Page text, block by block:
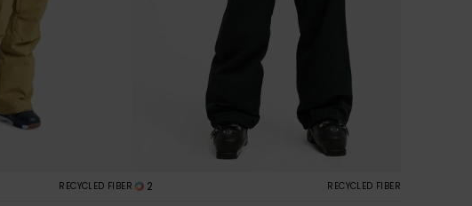
RECYCLED FIBER 2 RECYCLED FIBER